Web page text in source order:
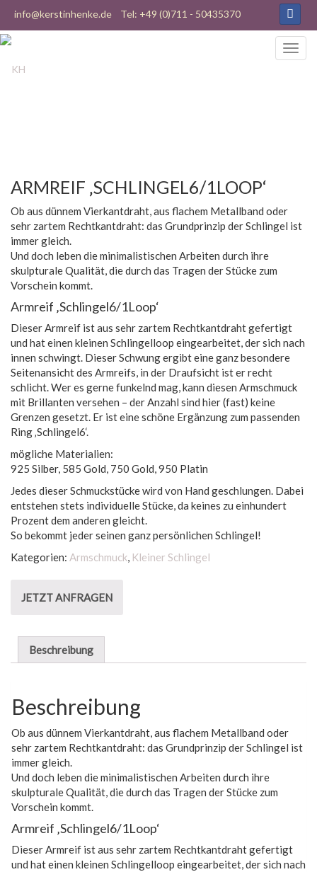
info@kerstinhenke.de Tel: +49 (0)711 - 50435370
ARMREIF ‚SCHLINGEL6/1LOOP‘
Ob aus dünnem Vierkantdraht, aus flachem Metallband oder
sehr zartem Rechtkantdraht: das Grundprinzip der Schlingel ist
immer gleich.
Und doch leben die minimalistischen Arbeiten durch ihre
skulpturale Qualität, die durch das Tragen der Stücke zum
Vorschein kommt.
Armreif ‚Schlingel6/1Loop‘
Dieser Armreif ist aus sehr zartem Rechtkantdraht gefertigt
und hat einen kleinen Schlingelloop eingearbeitet, der sich nach
innen schwingt. Dieser Schwung ergibt eine ganz besondere
Seitenansicht des Armreifs, in der Draufsicht ist er recht
schlicht. Wer es gerne funkelnd mag, kann diesen Armschmuck
mit Brillanten versehen – der Anzahl sind hier (fast) keine
Grenzen gesetzt. Er ist eine schöne Ergänzung zum passenden
Ring ‚Schlingel6‘.
mögliche Materialien:
925 Silber, 585 Gold, 750 Gold, 950 Platin
Jedes dieser Schmuckstücke wird von Hand geschlungen. Dabei
entstehen stets individuelle Stücke, da keines zu einhundert
Prozent dem anderen gleicht.
So bekommt jeder seinen ganz persönlichen Schlingel!
Kategorien: Armschmuck, Kleiner Schlingel
JETZT ANFRAGEN
Beschreibung
Beschreibung
Ob aus dünnem Vierkantdraht, aus flachem Metallband oder
sehr zartem Rechtkantdraht: das Grundprinzip der Schlingel ist
immer gleich.
Und doch leben die minimalistischen Arbeiten durch ihre
skulpturale Qualität, die durch das Tragen der Stücke zum
Vorschein kommt.
Armreif ‚Schlingel6/1Loop‘
Dieser Armreif ist aus sehr zartem Rechtkantdraht gefertigt
und hat einen kleinen Schlingelloop eingearbeitet, der sich nach